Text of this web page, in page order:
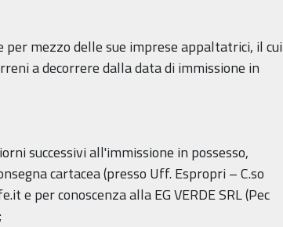
per mezzo delle sue imprese appaltatrici, il cui
a decorrere dalla data di immissione in
successivi all'immissione in possesso,
cartacea (presso Uff. Espropri – C.so
e per conoscenza alla EG VERDE SRL (Pec